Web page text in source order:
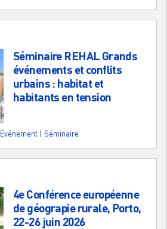
Séminaire REHAL Grands
événements et conflits
urbains : habitat et
habitants en tension
Événement Séminaire
4e Conférence européenne
de géograpie rurale, Porto,
22-26 juin 2026